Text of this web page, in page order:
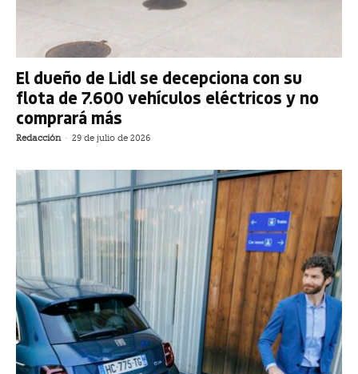
El dueño de Lidl se decepciona con su
flota de 7.600 vehículos eléctricos y no
comprará más
Redacción - 29 de julio de 2026